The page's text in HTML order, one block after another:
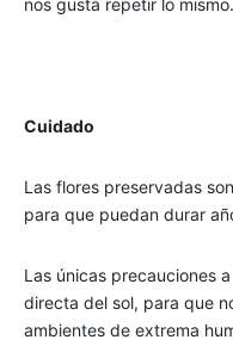
nos gusta repetir lo mismo.
Cuidado
Las flores preservadas
para que puedan durar
Las únicas precauciones
directa del sol, para que
ambientes de extrema